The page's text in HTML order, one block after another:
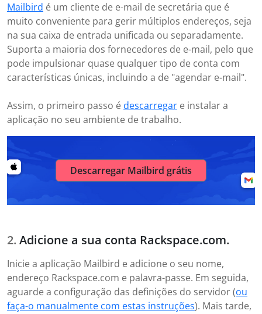
Mailbird é um cliente de e-mail de secretária que é
muito conveniente para gerir múltiplos endereços, seja
na sua caixa de entrada unificada ou separadamente.
Suporta a maioria dos fornecedores de e-mail, pelo que
pode impulsionar quase qualquer tipo de conta com
características únicas, incluindo a de "agendar e-mail".
Assim, o primeiro passo é descarregar e instalar a
aplicação no seu ambiente de trabalho.
Descarregar Mailbird grátis
Adicione a sua conta Rackspace.com.
Inicie a aplicação Mailbird e adicione o seu nome,
endereço Rackspace.com e palavra-passe. Em seguida,
aguarde a configuração das definições do servidor (ou
faça-o manualmente com estas instruções). Mais tarde,